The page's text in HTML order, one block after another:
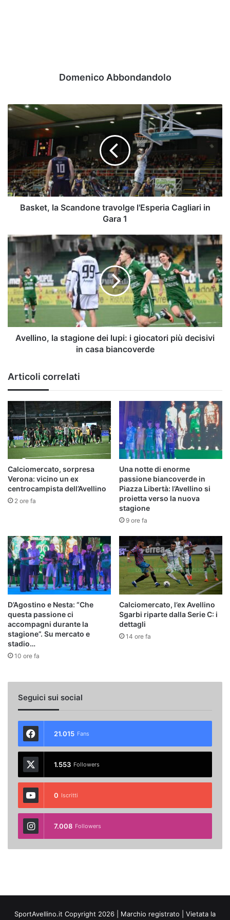
Domenico Abbondandolo
Basket,
Scandone
l'Esperia
Cagliari
in
Gara
1
Basket, la Scandone travolge l'Esperia Cagliari in
Gara 1
Avellino,
stagione
dei
lupi:
i
giocatori
decisivi
Avellino, la stagione dei lupi: i giocatori più decisivi
in casa biancoverde
Articoli correlati
Calciomercato, sorpresa
Verona: vicino un ex
centrocampista dell’Avellino
2 ore fa
Una notte di enorme
passione biancoverde in
Piazza Libertà: l’Avellino si
proietta verso la nuova
stagione
9 ore fa
D’Agostino e Nesta: “Che
questa passione ci
accompagni durante la
stagione”. Su mercato e
stadio…
10 ore fa
Calciomercato, l’ex Avellino
Sgarbi riparte dalla Serie C: i
dettagli
14 ore fa
Seguici sui social
21.015 Fans
1.553 Followers
0 Iscritti
7.008 Followers
SportAvellino.it Copyright 2026 | Marchio registrato | Vietata la